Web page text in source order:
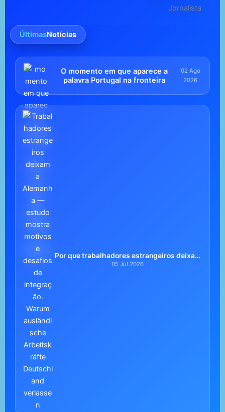
ÚltimasNotícias
O momento em que aparece a
palavra Portugal na fronteira
02 Ago
2026
Por que trabalhadores estrangeiros deixam
a Alemanha? | Portugueses Alemanha
05 Jul 2026